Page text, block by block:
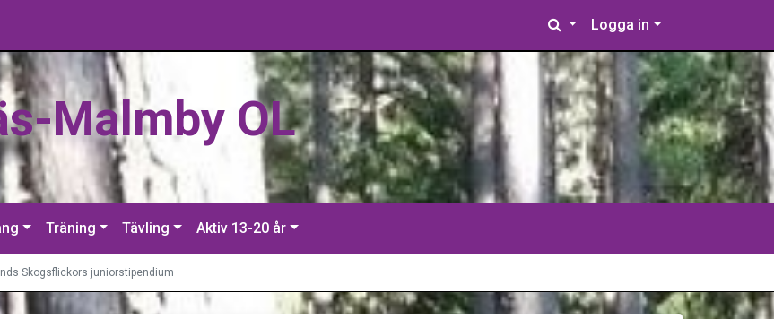
Logga in
Malmby OL
Träning Tävling Aktiv 13-20 år
Skogsflickors juniorstipendium